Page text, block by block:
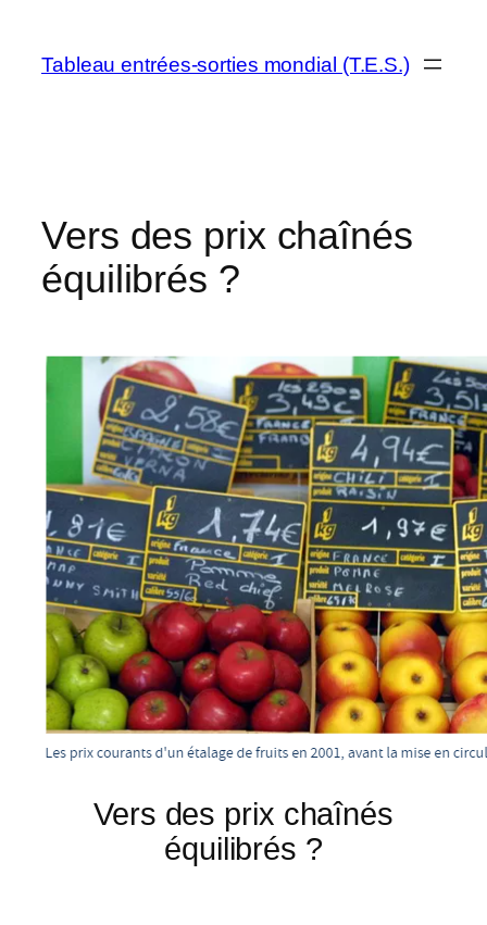
contenu
Tableau entrées-sorties mondial (T.E.S.)
Vers des prix chaînés
équilibrés ?
Vers des prix chaînés
équilibrés ?